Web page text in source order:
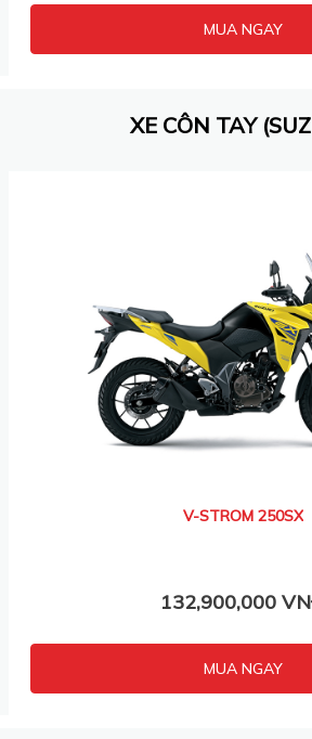
MUA NGAY
XE CÔN TAY
V-STROM 250SX
132,900,000
MUA NGAY